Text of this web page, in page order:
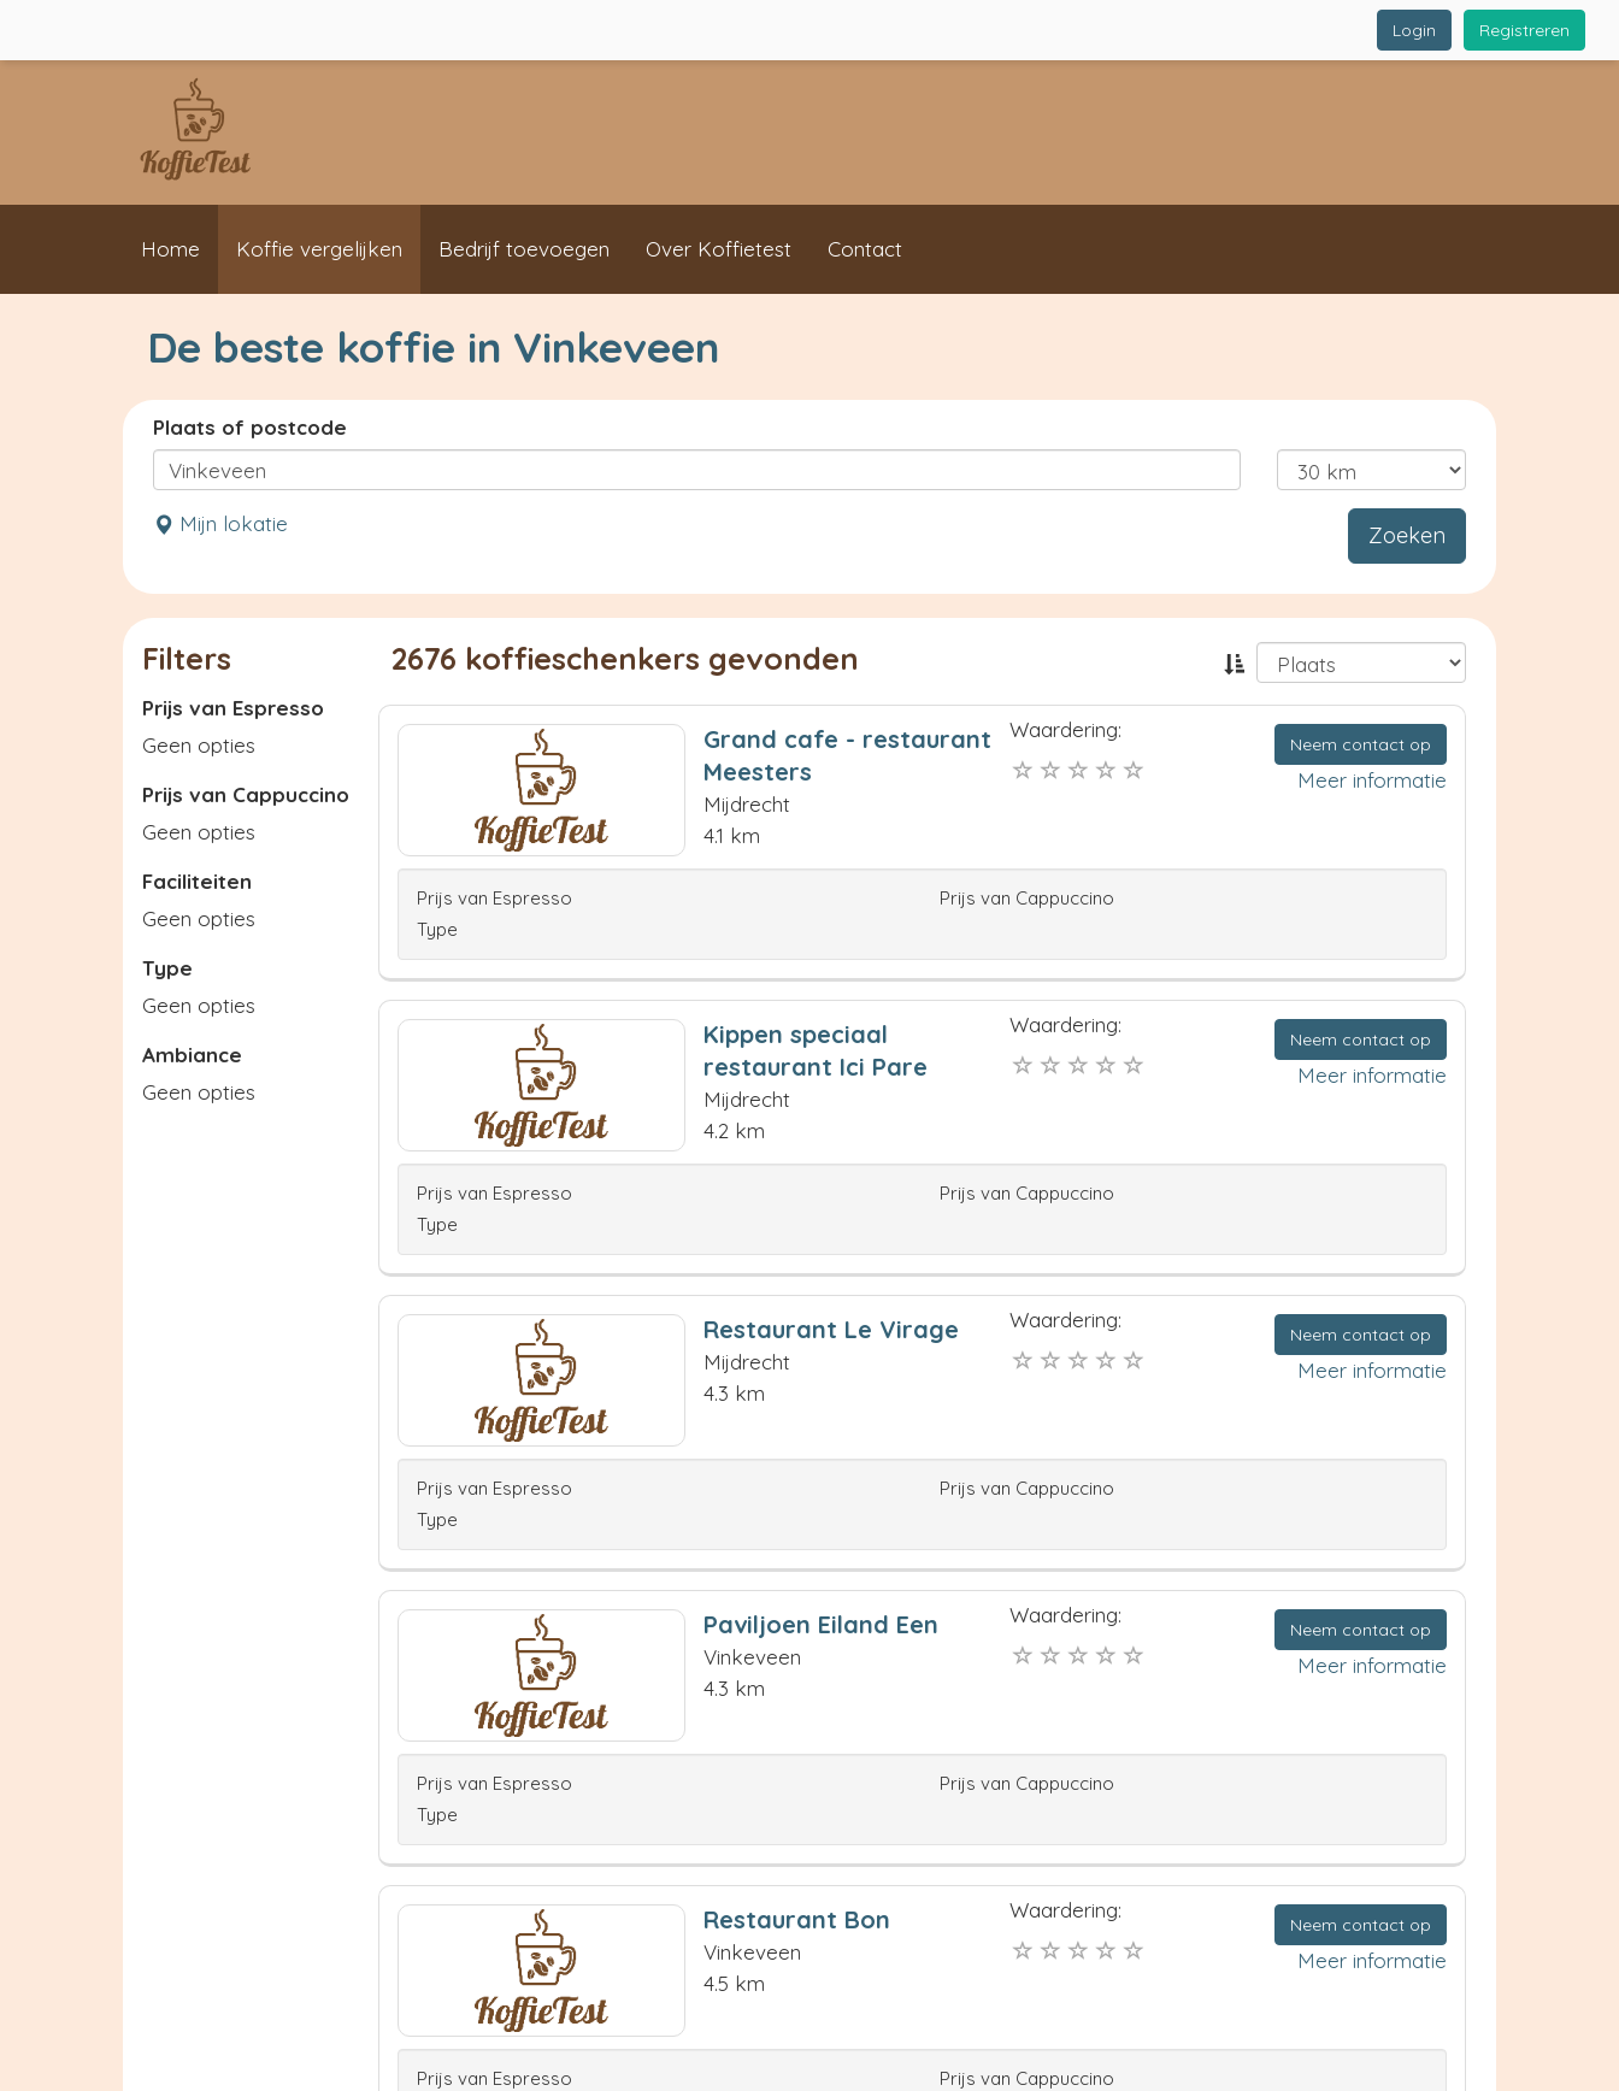
Registreren
Login
Home Koffie vergelijken Bedrijf toevoegen Over Koffietest Contact
De beste koffie in Vinkeveen
Plaats of postcode
Mijn lokatie Zoeken
Filters
Prijs van Espresso
Geen opties
Prijs van Cappuccino
Geen opties
Faciliteiten
Geen opties
Type
Geen opties
Ambiance
Geen opties
2676 koffieschenkers gevonden
Grand cafe - restaurant
Meesters
Mijdrecht
4.1 km
Waardering:
Neem contact op
Meer informatie
Prijs van Espresso
Prijs van Cappuccino
Type
Kippen speciaal
restaurant Ici Pare
Mijdrecht
4.2 km
Waardering:
Neem contact op
Meer informatie
Prijs van Espresso
Prijs van Cappuccino
Type
Restaurant Le Virage
Mijdrecht
4.3 km
Waardering:
Neem contact op
Meer informatie
Prijs van Espresso
Prijs van Cappuccino
Type
Paviljoen Eiland Een
Vinkeveen
4.3 km
Waardering:
Neem contact op
Meer informatie
Prijs van Espresso
Prijs van Cappuccino
Type
Restaurant Bon
Vinkeveen
4.5 km
Waardering:
Neem contact op
Meer informatie
Prijs van Espresso
Prijs van Cappuccino